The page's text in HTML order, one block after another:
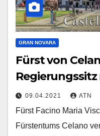
GRAN NOVARA
Fürst von
09.04.2021 ATN
Fürst Facino Maria
Fürstentums Celano